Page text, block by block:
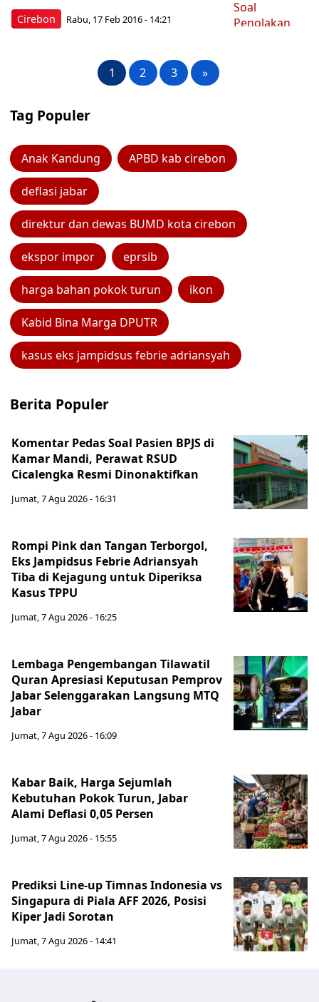
Cirebon Rabu, 17 Feb 2016 - 14:21
1 2 3 »
Tag Populer
Anak Kandung APBD kab cirebon
deflasi jabar
direktur dan dewas BUMD kota cirebon
ekspor impor eprsib
harga bahan pokok turun ikon
Kabid Bina Marga DPUTR
kasus eks jampidsus febrie adriansyah
Berita Populer
Komentar Pedas Soal Pasien BPJS di
Kamar Mandi, Perawat RSUD
Cicalengka Resmi Dinonaktifkan
Jumat, 7 Agu 2026 - 16:31
Rompi Pink dan Tangan Terborgol,
Eks Jampidsus Febrie Adriansyah
Tiba di Kejagung untuk Diperiksa
Kasus TPPU
Jumat, 7 Agu 2026 - 16:25
Lembaga Pengembangan Tilawatil
Quran Apresiasi Keputusan Pemprov
Jabar Selenggarakan Langsung MTQ
Jabar
Jumat, 7 Agu 2026 - 16:09
Kabar Baik, Harga Sejumlah
Kebutuhan Pokok Turun, Jabar
Alami Deflasi 0,05 Persen
Jumat, 7 Agu 2026 - 15:55
Prediksi Line-up Timnas Indonesia vs
Singapura di Piala AFF 2026, Posisi
Kiper Jadi Sorotan
Jumat, 7 Agu 2026 - 14:41